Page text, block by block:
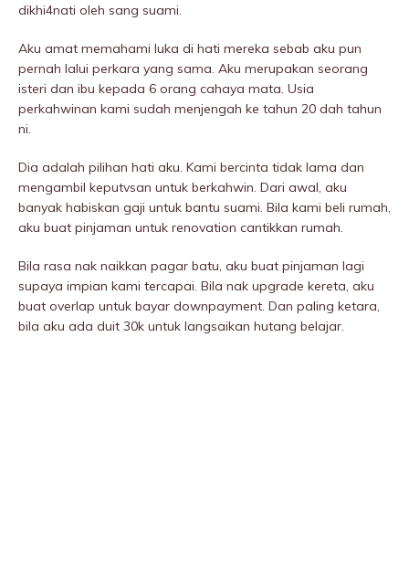
dikhi4nati oleh sang suami.
Aku amat memahami Iuka di hati mereka sebab aku pun
pernah lalui perkara yang sama. Aku merupakan seorang
isteri dan ibu kepada 6 orang cahaya mata. Usia
perkahwinan kami sudah menjengah ke tahun 20 dah tahun
ni.
Dia adalah pilihan hati aku. Kami bercinta tidak lama dan
mengambil keputvsan untuk berkahwin. Dari awal, aku
banyak habiskan gaji untuk bantu suami. Bila kami beli rumah,
aku buat pinjaman untuk renovation cantikkan rumah.
Bila rasa nak naikkan pagar batu, aku buat pinjaman lagi
supaya impian kami tercapai. Bila nak upgrade kereta, aku
buat overlap untuk bayar downpayment. Dan paling ketara,
bila aku ada duit 30k untuk langsaikan hutang belajar.